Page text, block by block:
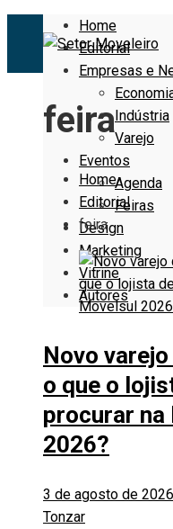
Home
Editorial
Empresas e
Indústria
Varejo
Eventos
Agenda
Feiras
Design
Marketing
Vitrine
Autores
feira
Home
Editorial
feira
Novo
o que o
procurar na
2026?
3 de agosto de 2026
Tonzar